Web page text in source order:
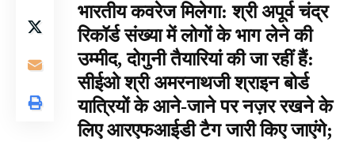
भारतीय कवरेज मिलेगा: श्री अपूर्व चंद्र
रिकॉर्ड संख्या में लोगों के भाग लेने की
उम्मीद, दोगुनी तैयारियां की जा रहीं हैं:
सीईओ श्री अमरनाथजी श्राइन बोर्ड
यात्रियों के आने-जाने पर नज़र रखने के
लिए आरएफआईडी टैग जारी किए जाएंगे;